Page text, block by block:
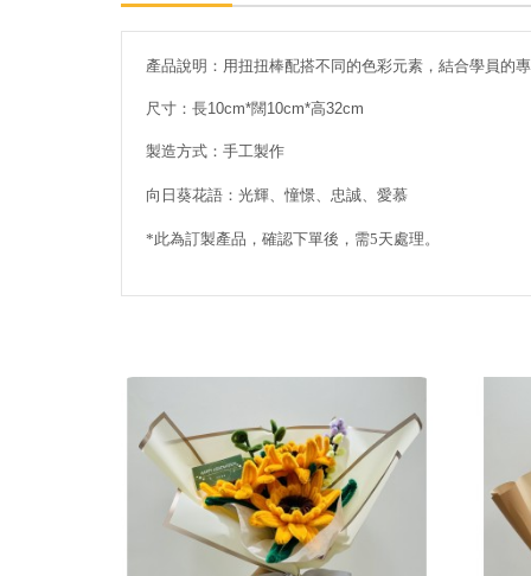
產品說明：用扭扭棒配搭不同的色彩元素，結合學員的
尺寸：長10cm*闊10cm*高32cm
製造方式：手工製作
向日葵花語：光輝、憧憬、忠誠、愛慕
*此為訂製產品，確認下單後，需5天處理。